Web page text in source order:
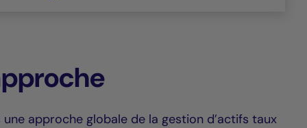
approche globale de la gestion d’actifs taux